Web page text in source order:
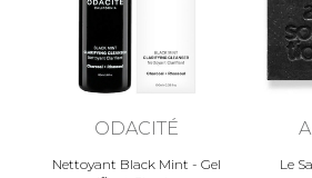
ODACITÉ
Nettoyant Black Mint - Gel
Le